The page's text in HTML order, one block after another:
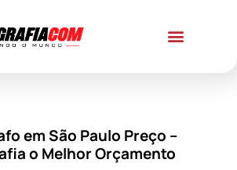
em São Paulo Preço –
o Melhor Orçamento